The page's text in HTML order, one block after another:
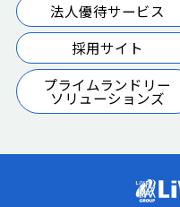
法人優待サービス
採用サイト
プライムランドリー
ソリューションズ